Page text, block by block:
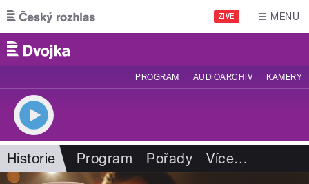
Přejít k hlavnímu obsahu
ŽIVĚ MENU
PROGRAM AUDIOARCHIV KAMERY
Historie Program Pořady Více…